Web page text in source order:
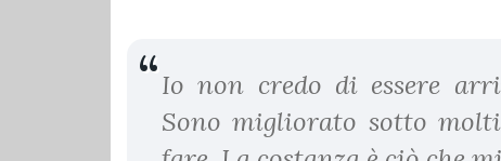
Io non credo di essere
Sono migliorato sotto